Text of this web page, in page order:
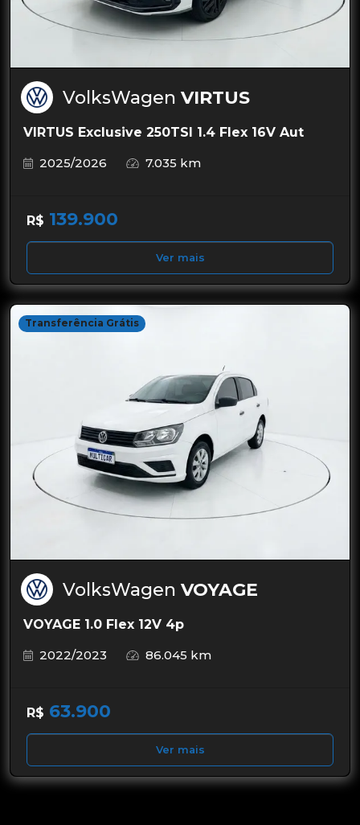
VolksWagen VIRTUS
VIRTUS Exclusive 250TSI 1.4 Flex 16V Aut
2025/2026
7.035 km
R$ 139.900
Ver mais
Transferência Grátis
VolksWagen VOYAGE
VOYAGE 1.0 Flex 12V 4p
2022/2023
86.045 km
R$ 63.900
Ver mais